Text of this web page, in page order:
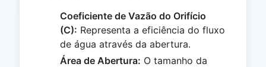
Coeficiente de Vazão do Orifício
(C): Representa a eficiência do fluxo
de água através da abertura.
Área de Abertura: O tamanho da